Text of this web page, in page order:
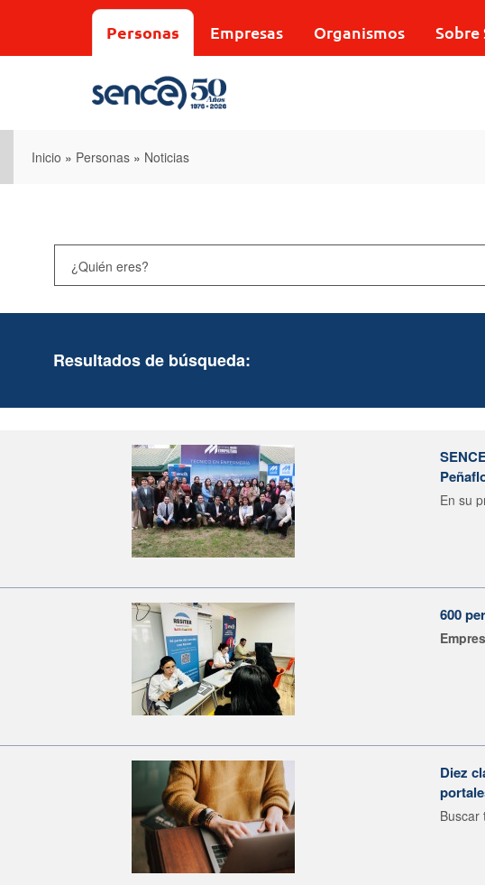
Personas Empresas Organismos Sobre
Inicio » Personas » Noticias
Resultados de búsqueda:
En su
600
Diez
Buscar